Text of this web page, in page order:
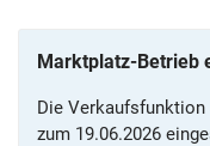
Marktplatz-Betrieb
Die
zum 19.06.2026